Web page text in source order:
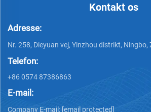
Kontakt os
Adresse:
Nr. 258, Dieyuan vej, Yinzhou distrikt, Ningbo,
Telefon:
+86 0574 87386863
E-mail:
Company E-mail: [email protected]